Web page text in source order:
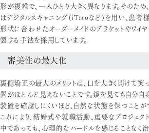
形が複雑で、一人ひとり大きく異なります。そのため
はデジタルスキャニング（iTeroなど）を用い、患者
形状に合わせたオーダーメイドのブラケットやワイ
製する手法を採用しています。
審美性の最大化
裏側矯正の最大のメリットは、口を大きく開けて笑
置がほとんど見えないことです。鏡を見ても自分自
装置を確認しにくいほど、自然な状態を保つことが
これにより、結婚式や就職活動、重要なプロジェク
中であっても、心理的なハードルを感じることなく